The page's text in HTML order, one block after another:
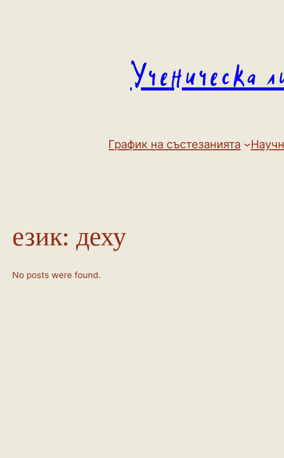
Ученическа
График на състезанията
език: деху
No posts were found.